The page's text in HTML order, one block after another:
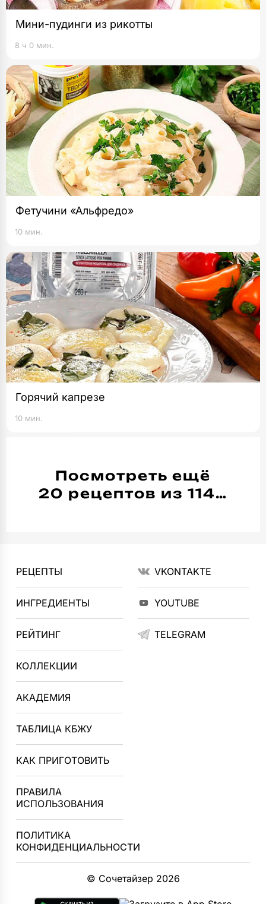
Мини-пудинги из рикотты
8 ч 0 мин.
Фетучини «Альфредо»
10 мин.
Горячий капрезе
10 мин.
Посмотреть ещё
20 рецептов из 114…
РЕЦЕПТЫ
ИНГРЕДИЕНТЫ
РЕЙТИНГ
КОЛЛЕКЦИИ
АКАДЕМИЯ
ТАБЛИЦА КБЖУ
КАК ПРИГОТОВИТЬ
ПРАВИЛА
ИСПОЛЬЗОВАНИЯ
ПОЛИТИКА
КОНФИДЕНЦИАЛЬНОСТИ
VKONTAKTE
YOUTUBE
TELEGRAM
© Сочетайзер 2026